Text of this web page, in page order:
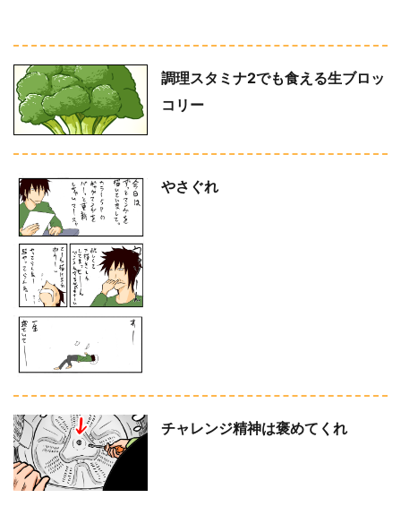
調理スタミナ2でも食える生ブロッ
コリー
やさぐれ
チャレンジ精神は褒めてくれ